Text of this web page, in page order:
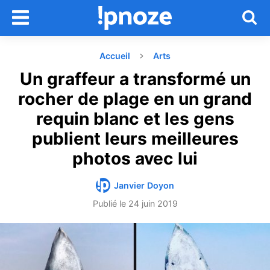
Accueil Arts
Un graffeur a transformé un
rocher de plage en un grand
requin blanc et les gens
publient leurs meilleures
photos avec lui
Janvier Doyon
Publié le 24 juin 2019